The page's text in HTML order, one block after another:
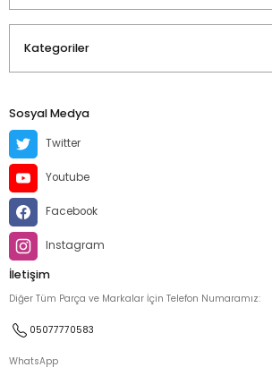
Kategoriler
Sosyal Medya
Twitter
Youtube
Facebook
Instagram
İletişim
Diğer Tüm Parça ve Markalar İçin Telefon Numaramız:
05077770583
WhatsApp